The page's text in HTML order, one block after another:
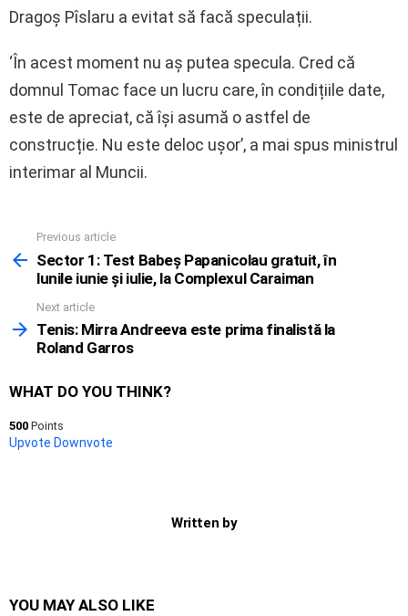
Dragoș Pîslaru a evitat să facă speculații.
‘În acest moment nu aș putea specula. Cred că
domnul Tomac face un lucru care, în condițiile date,
este de apreciat, că își asumă o astfel de
construcție. Nu este deloc ușor’, a mai spus ministrul
interimar al Muncii.
more
Previous article
Sector 1: Test Babeș Papanicolau gratuit, în
lunile iunie și iulie, la Complexul Caraiman
Next article
Tenis: Mirra Andreeva este prima finalistă la
Roland Garros
WHAT DO YOU THINK?
500 Points
Upvote Downvote
Written by
YOU MAY ALSO LIKE